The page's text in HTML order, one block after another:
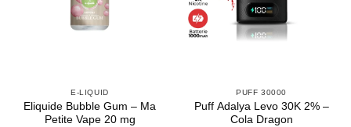
E-LIQUID
Eliquide Bubble Gum – Ma
Petite Vape 20 mg
PUFF 30000
Puff Adalya Levo 30K 2% –
Cola Dragon